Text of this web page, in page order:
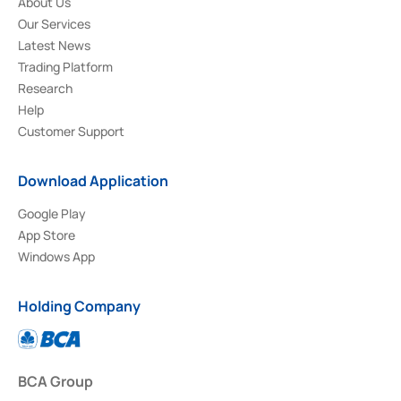
Our Services
Latest News
Trading Platform
Research
Help
Customer Support
Download Application
Google Play
App Store
Windows App
Holding Company
BCA Group